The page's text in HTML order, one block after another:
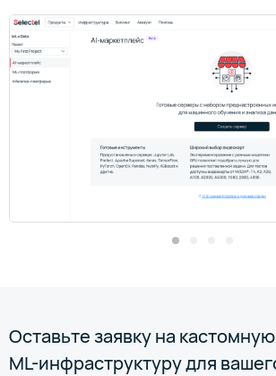
Оставьте заявку на кастомную
ML-инфраструктурудля